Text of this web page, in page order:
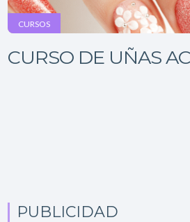
CURSOS
CURSO DE UÑAS
PUBLICIDAD